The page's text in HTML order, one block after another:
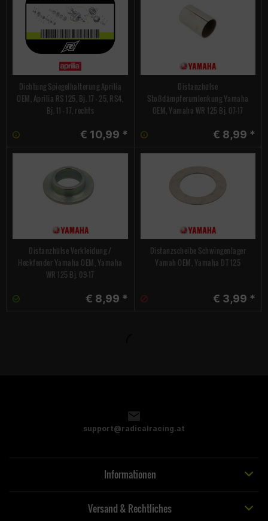
Dichtung Spiegelhalterung Aprilia
OEM, Aprilia RS 125, Bj. 17 - 25, RS4,
Bj. 11 - 17, rechts
€ 10,99 *
Distanzhülse
Stoßdämpferumlenkung Yamaha
OEM, Yamaha WR 125 Bj. 07-17
€ 8,99 *
Distanzhülse Verkleidung /
Heckfender Yamaha OEM, Yamaha
WR 125 Bj. 09-17
€ 8,99 *
Distanzscheibe Schwingenlager
Yamah OEM, Yamaha DT 125
€ 3,99 *
support@radicalracing.at
Informationen
Versand & Rechtliches